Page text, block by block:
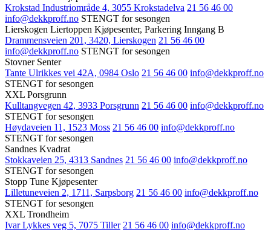
Krokstad Industriområde 4, 3055 Krokstadelva 21 56 46 00
info@dekkproff.no STENGT for sesongen
Lierskogen Liertoppen Kjøpesenter, Parkering Inngang B
Drammensveien 201, 3420, Lierskogen 21 56 46 00
info@dekkproff.no STENGT for sesongen
Stovner Senter
Tante Ulrikkes vei 42A, 0984 Oslo 21 56 46 00 info@dekkproff.no
STENGT for sesongen
XXL Porsgrunn
Kulltangvegen 42, 3933 Porsgrunn 21 56 46 00 info@dekkproff.no
STENGT for sesongen
Høydaveien 11, 1523 Moss 21 56 46 00 info@dekkproff.no
STENGT for sesongen
Sandnes Kvadrat
Stokkaveien 25, 4313 Sandnes 21 56 46 00 info@dekkproff.no
STENGT for sesongen
Stopp Tune Kjøpesenter
Lilletuneveien 2, 1711, Sarpsborg 21 56 46 00 info@dekkproff.no
STENGT for sesongen
XXL Trondheim
Ivar Lykkes veg 5, 7075 Tiller 21 56 46 00 info@dekkproff.no